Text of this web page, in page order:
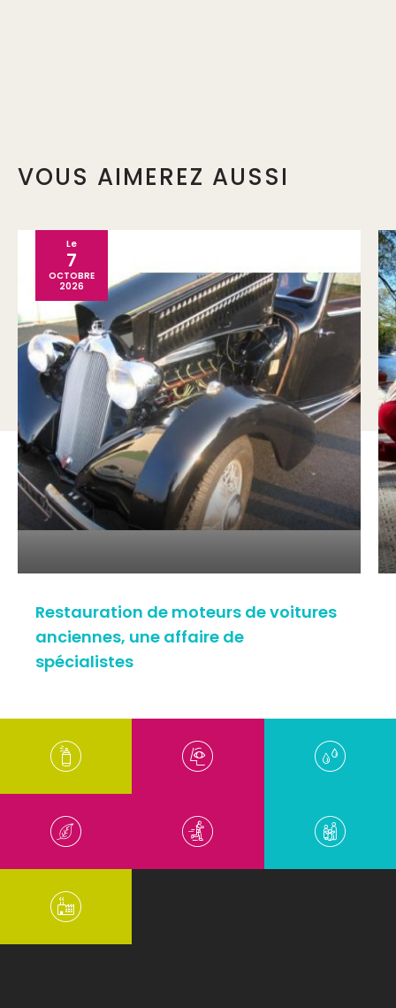
VOUS AIMEREZ AUSSI
Le
7
OCTOBRE
2026
Restauration de moteurs de voitures
anciennes, une affaire de
spécialistes